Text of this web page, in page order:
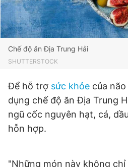
Chế độ ăn Địa Trung Hải
SHUTTERSTOCK
Để hỗ trợ sức khỏe của
dụng chế độ ăn Địa Trung
ngũ cốc nguyên hạt, cá,
hỗn hợp.
"Những món này không